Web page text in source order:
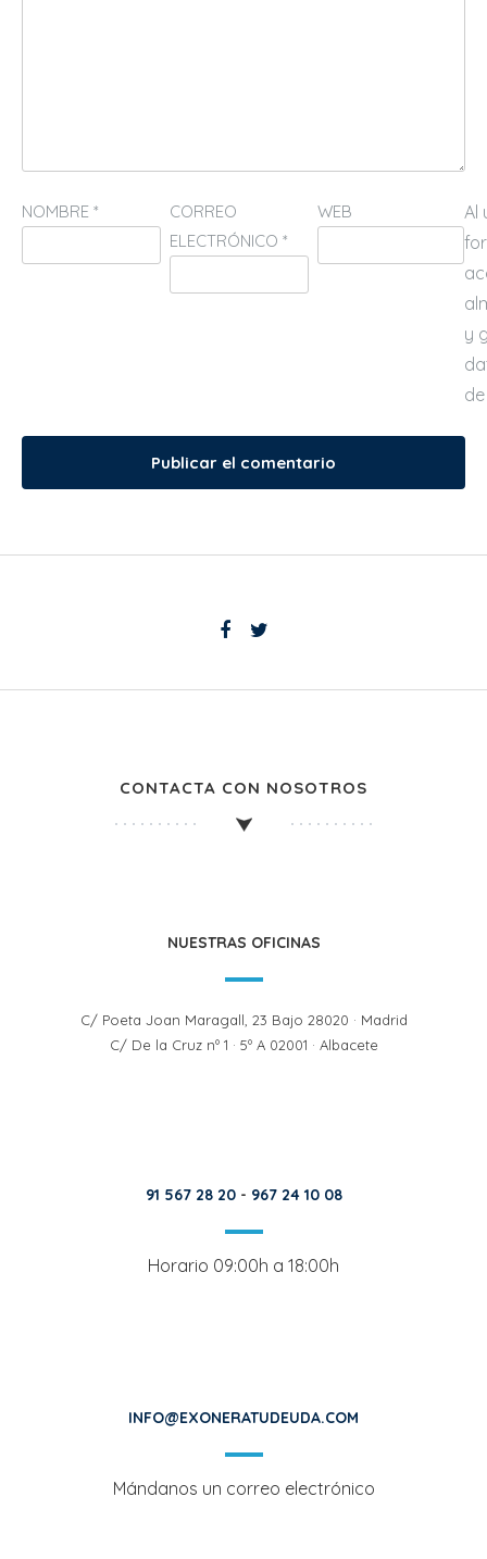
NOMBRE *
CORREO
ELECTRÓNICO *
WEB
Al
y
CONTACTA CON NOSOTROS
NUESTRAS OFICINAS
C/ Poeta Joan Maragall, 23 Bajo 28020 · Madrid
C/ De la Cruz nº 1 · 5º A 02001 · Albacete
91 567 28 20- 967 24 10 08
Horario 09:00h a 18:00h
INFO@EXONERATUDEUDA.COM
Mándanos un correo electrónico